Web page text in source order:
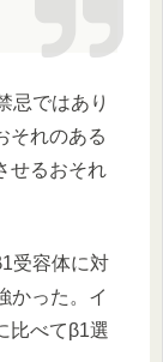
忌ではあり
それのある
せるおそれ
受容体に対
かった。イ
比べてβ1選